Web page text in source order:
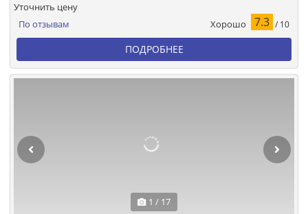
По отзывам Хорошо 7.3 / 10
Уточнить цену
ПОДРОБНЕЕ
1 / 17